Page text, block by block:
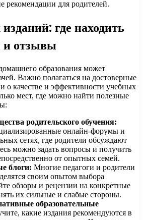
рекомендации для родителей.
где находить
и отзывы
образования может
Важно полагаться на достоверные
о качестве и эффективности учебных
мест, где можно найти полезные
родительского обучения:
онлайн-форумы и
сетях, где родители обсуждают
можно задать вопросы и получить
от опытных семей.
блоги: Многие педагоги и родители
своим опытом выбора
обзоры и рецензии на конкретные
их сильные и слабые стороны.
образовательные
какие издания рекомендуются в